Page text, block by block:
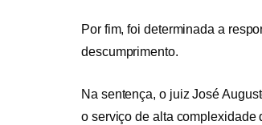
Por fim, foi determinada a
descumprimento.
Na sentença, o juiz José
o serviço de alta